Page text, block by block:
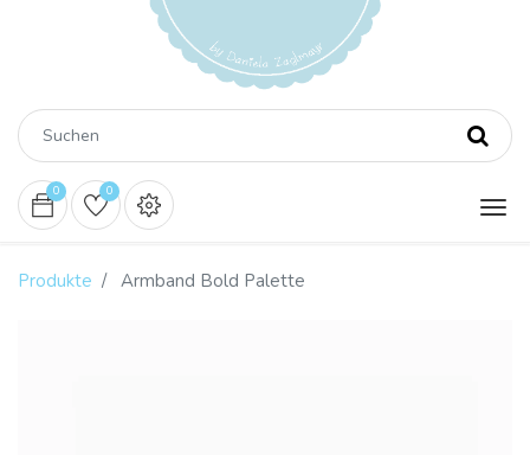
0 0
Produkte Armband Bold Palette